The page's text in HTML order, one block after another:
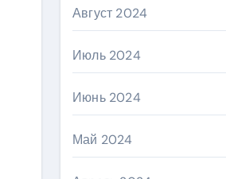
Август 2024
Июль 2024
Июнь 2024
Май 2024